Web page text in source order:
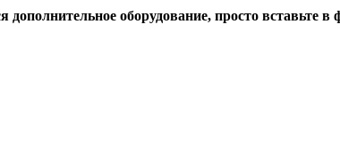
оборудование, просто вставьте